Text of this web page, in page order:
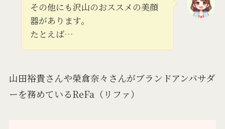
その他にも沢山のおススメの美顔
器があります。
たとえば…
山田裕貴さんや榮倉奈々さんがブランドアンバサダ
ーを務めているReFa（リファ）